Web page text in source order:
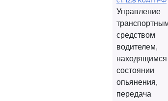
Управление
средством
водителем,
находящимся
состоянии
опьянения,
передача